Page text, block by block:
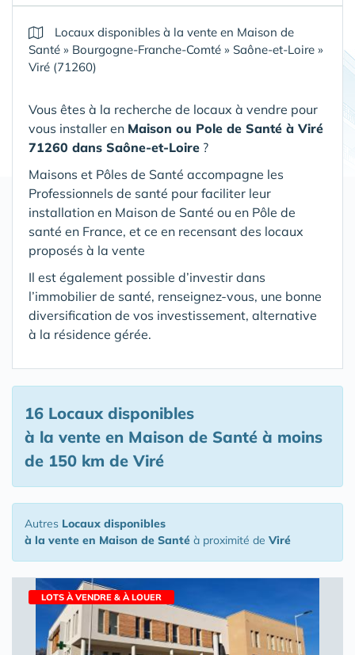
Locaux disponibles à la vente en Maison de
Santé » Bourgogne-Franche-Comté » Saône-et-Loire »
Viré (71260)
Vous êtes à la recherche de locaux à vendre pour
vous installer en Maison ou Pole de Santé à Viré
71260 dans Saône-et-Loire ?
Maisons et Pôles de Santé accompagne les
Professionnels de santé pour faciliter leur
installation en Maison de Santé ou en Pôle de
santé en France, et ce en recensant des locaux
proposés à la vente
Il est également possible d’investir dans
l’immobilier de santé, renseignez-vous, une bonne
diversification de vos investissement, alternative
à la résidence gérée.
16 Locaux disponibles
à la vente en Maison de Santé à moins
de 150 km de Viré
Autres Locaux disponibles
à la vente en Maison de Santé à proximité de Viré
LOTS À VENDRE & À LOUER